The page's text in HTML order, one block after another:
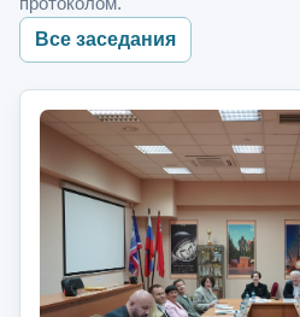
Все заседания